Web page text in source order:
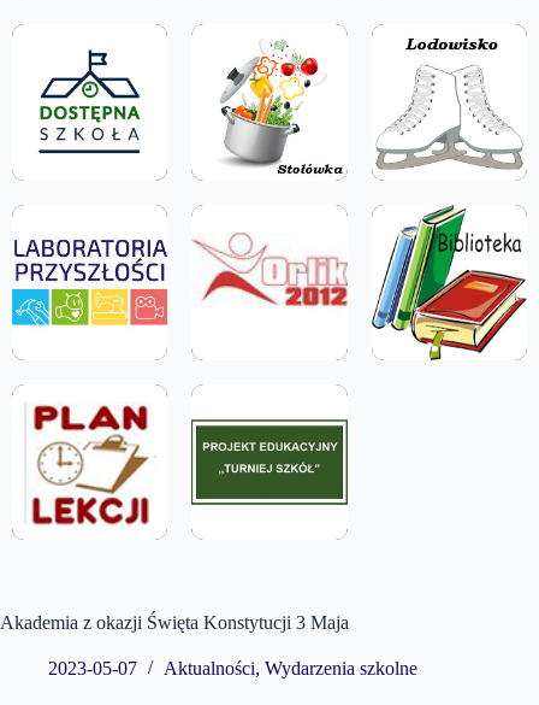
Akademia z okazji Święta Konstytucji 3 Maja
2023-05-07 Aktualności, Wydarzenia szkolne